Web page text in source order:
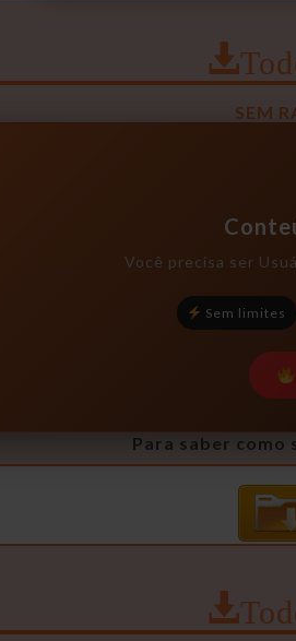
SEM
Você precisa ser
Sem limites
Para saber como